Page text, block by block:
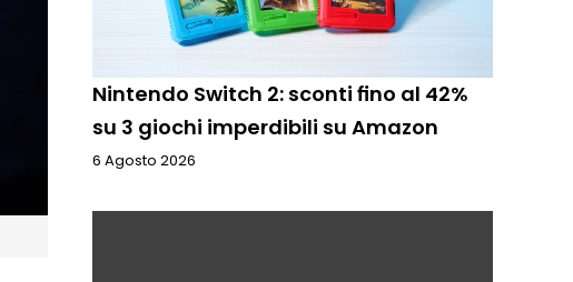
Nintendo Switch 2: sconti fino al 42%
su 3 giochi imperdibili su Amazon
6 Agosto 2026